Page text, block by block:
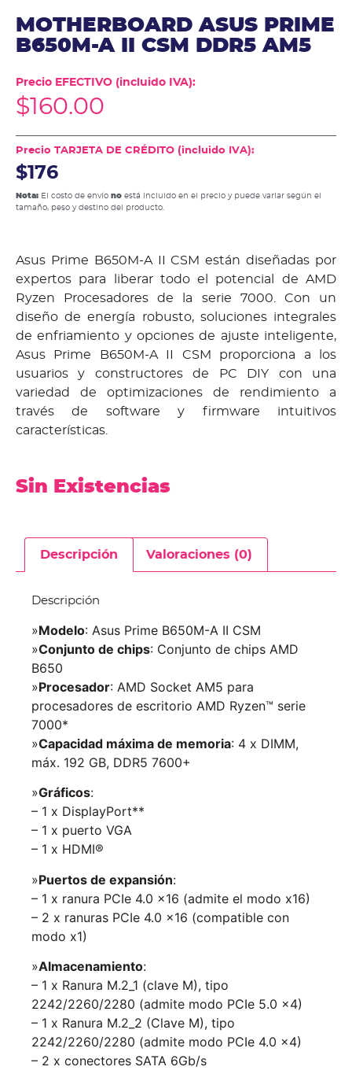
MOTHERBOARD ASUS PRIME
B650M-A II CSM DDR5 AM5
Precio EFECTIVO (incluido IVA):
$160.00
Precio TARJETA DE CRÉDITO (incluido IVA):
$176
Nota: El costo de envío no está incluido en el precio y puede variar según el
tamaño, peso y destino del producto.
Asus Prime B650M-A II CSM están diseñadas por
expertos para liberar todo el potencial de AMD
Ryzen Procesadores de la serie 7000. Con un
diseño de energía robusto, soluciones integrales
de enfriamiento y opciones de ajuste inteligente,
Asus Prime B650M-A II CSM proporciona a los
usuarios y constructores de PC DIY con una
variedad de optimizaciones de rendimiento a
través de software y firmware intuitivos
características.
Sin Existencias
Descripción Valoraciones (0)
Descripción
»Modelo: Asus Prime B650M-A II CSM
»Conjunto de chips: Conjunto de chips AMD
B650
»Procesador: AMD Socket AM5 para
procesadores de escritorio AMD Ryzen™ serie
7000*
»Capacidad máxima de memoria: 4 x DIMM,
máx. 192 GB, DDR5 7600+
»Gráficos:
– 1 x DisplayPort**
– 1 x puerto VGA
– 1 x HDMI®
»Puertos de expansión:
– 1 x ranura PCIe 4.0 x16 (admite el modo x16)
– 2 x ranuras PCIe 4.0 x16 (compatible con
modo x1)
»Almacenamiento:
– 1 x Ranura M.2_1 (clave M), tipo
2242/2260/2280 (admite modo PCIe 5.0 x4)
– 1 x Ranura M.2_2 (Clave M), tipo
2242/2260/2280 (admite modo PCIe 4.0 x4)
– 2 x conectores SATA 6Gb/s